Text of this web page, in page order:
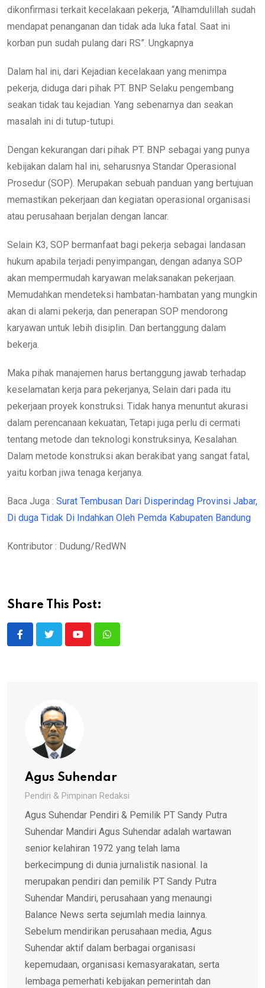
dikonfirmasi terkait kecelakaan pekerja, “Alhamdulillah sudah
mendapat penanganan dan tidak ada luka fatal. Saat ini
korban pun sudah pulang dari RS”. Ungkapnya
Dalam hal ini, dari Kejadian kecelakaan yang menimpa
pekerja, diduga dari pihak PT. BNP Selaku pengembang
seakan tidak tau kejadian. Yang sebenarnya dan seakan
masalah ini di tutup-tutupi.
Dengan kekurangan dari pihak PT. BNP sebagai yang punya
kebijakan dalam hal ini, seharusnya Standar Operasional
Prosedur (SOP). Merupakan sebuah panduan yang bertujuan
memastikan pekerjaan dan kegiatan operasional organisasi
atau perusahaan berjalan dengan lancar.
Selain K3, SOP bermanfaat bagi pekerja sebagai landasan
hukum apabila terjadi penyimpangan, dengan adanya SOP
akan mempermudah karyawan melaksanakan pekerjaan.
Memudahkan mendeteksi hambatan-hambatan yang mungkin
akan di alami pekerja, dan penerapan SOP mendorong
karyawan untuk lebih disiplin. Dan bertanggung dalam
bekerja.
Maka pihak manajemen harus bertanggung jawab terhadap
keselamatan kerja para pekerjanya, Selain dari pada itu
pekerjaan proyek konstruksi. Tidak hanya menuntut akurasi
dalam perencanaan kekuatan, Tetapi juga perlu di cermati
tentang metode dan teknologi konstruksinya, Kesalahan.
Dalam metode konstruksi akan berakibat yang sangat fatal,
yaitu korban jiwa tenaga kerjanya.
Baca Juga : Surat Tembusan Dari Disperindag Provinsi Jabar,
Di duga Tidak Di Indahkan Oleh Pemda Kabupaten Bandung
Kontributor : Dudung/RedWN
Share This Post:
YoutubeWhatsapp
Agus Suhendar
Pendiri & Pimpinan Redaksi
Agus Suhendar Pendiri & Pemilik PT Sandy Putra
Suhendar Mandiri Agus Suhendar adalah wartawan
senior kelahiran 1972 yang telah lama
berkecimpung di dunia jurnalistik nasional. Ia
merupakan pendiri dan pemilik PT Sandy Putra
Suhendar Mandiri, perusahaan yang menaungi
Balance News serta sejumlah media lainnya.
Sebelum mendirikan perusahaan media, Agus
Suhendar aktif dalam berbagai organisasi
kepemudaan, organisasi kemasyarakatan, serta
lembaga pemerhati kebijakan pemerintah dan